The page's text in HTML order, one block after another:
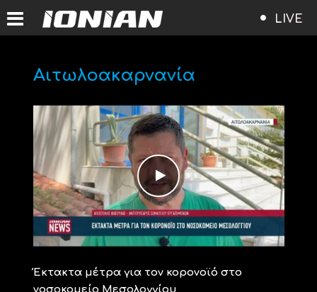
LIVE
Αιτωλοακαρνανία
Έκτακτα μέτρα για τον κορονοϊό στο
νοσοκομείο Μεσολογγίου